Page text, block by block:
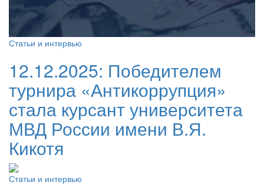
Статьи и интервью
12.12.2025: Победителем
турнира «Антикоррупция»
стала курсант университета
МВД России имени В.Я.
Кикотя
Статьи и интервью